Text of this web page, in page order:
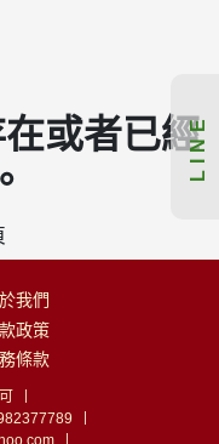
或者已經
我們
政策
條款
LINE